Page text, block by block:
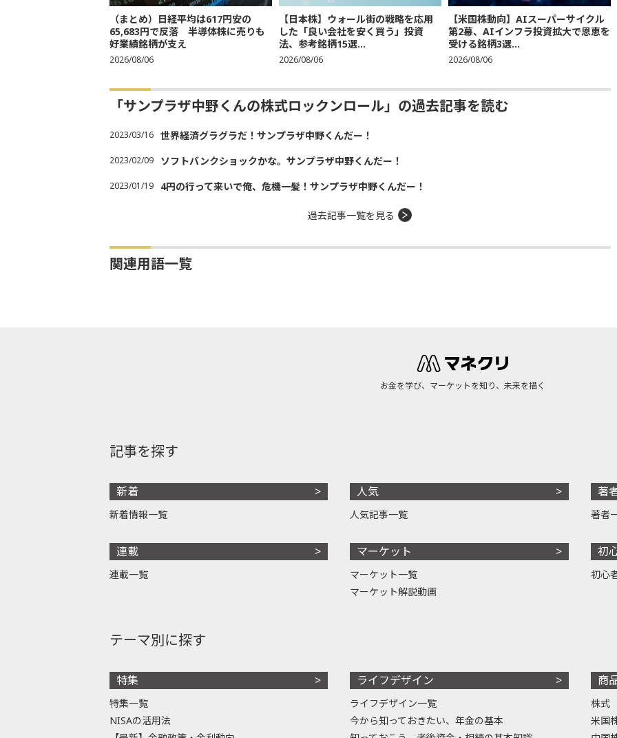
（まとめ）日経平均は617円安の
65,683円で反落 半導体株に売りも
好業績銘柄が支え
2026/08/06
【日本株】ウォール街の戦略を応用
した「良い会社を安く買う」投資
法、参考銘柄15選...
2026/08/06
【米国株動向】AIスーパーサイクル
第2幕、AIインフラ投資拡大で恩恵を
受ける銘柄3選...
2026/08/06
「サンプラザ中野くんの株式ロックンロール」の過去記事を読む
2023/03/16 世界経済グラグラだ！サンプラザ中野くんだー！
2023/02/09 ソフトバンクショックかな。サンプラザ中野くんだー！
2023/01/19 4円の行って来いで俺、危機一髪！サンプラザ中野くんだー！
過去記事一覧を見る
関連用語一覧
お金を学び、マーケットを知り、未来を描く
記事を探す
新着
新着情報一覧
連載
連載一覧
人気
人気記事一覧
マーケット
マーケット一覧
マーケット解説動画
著
著者
初
初心
テーマ別に探す
特集
特集一覧
NISAの活用法
ライフデザイン
ライフデザイン一覧
今から知っておきたい、年金の基本
商
株式
米国